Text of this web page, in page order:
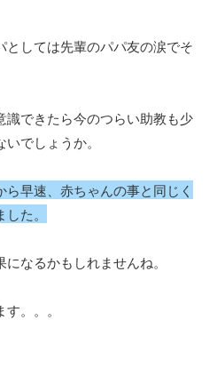
しては先輩のパパ友の涙でそ
識できたら今のつらい助教も少
でしょうか。
早速、赤ちゃんの事と同じく
た。
なるかもしれませんね。
。。。